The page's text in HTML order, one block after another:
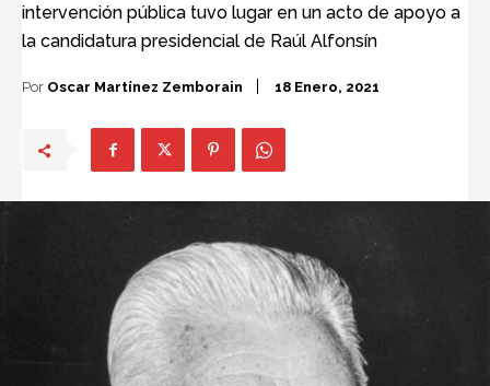
intervención pública tuvo lugar en un acto de apoyo a
la candidatura presidencial de Raúl Alfonsín
Por Oscar Martínez Zemborain 18 Enero, 2021